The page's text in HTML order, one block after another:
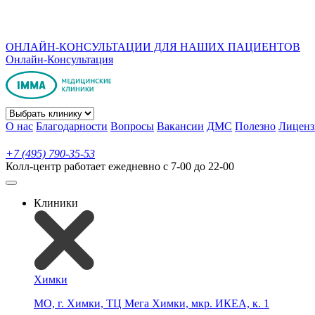
ОНЛАЙН-КОНСУЛЬТАЦИИ ДЛЯ НАШИХ ПАЦИЕНТОВ
Онлайн-Консультация
О нас Благодарности Вопросы Вакансии ДМС Полезно
+7 (495) 790-35-53
Колл-центр работает ежедневно с 7-00 до 22-00
Клиники
Химки
МО, г. Химки, ТЦ Мега Химки, мкр. ИКЕА, к. 1